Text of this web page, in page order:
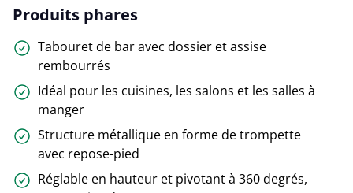
Produits phares
Tabouret de bar avec dossier et assise
rembourrés
Idéal pour les cuisines, les salons et les salles à
manger
Structure métallique en forme de trompette
avec repose-pied
Réglable en hauteur et pivotant à 360 degrés,